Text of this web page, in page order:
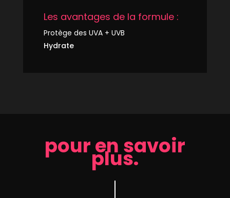
Les avantages de la formule :
Protège des UVA + UVB
Hydrate
pour en savoir
plus.